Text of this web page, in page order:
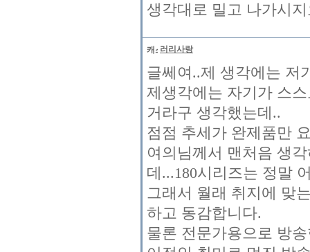
생각대로 밀고 나가시
러리사랑
글쎄여..제 생각에는 저
제생각에는 자기가 스
거라구 생각했는데..
점점 추세가 완제품만
여의님께서 맨처음 생
데...180시리즈는 정말
그래서 월래 취지에 맞
하고 동감합니다.
물론 전문가용으로 방